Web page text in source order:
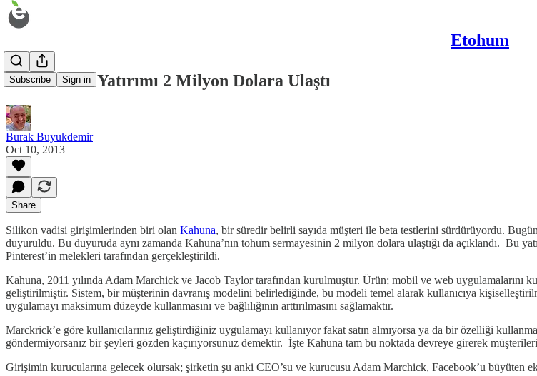
Etohum
Subscribe Sign in
Kahuna’nın Yatırımı 2 Milyon Dolara Ulaştı
Burak Buyukdemir
Oct 10, 2013
Share
Silikon vadisi girişimlerinden biri olan Kahuna, bir süredir belirli sayıda müşteri ile beta testlerini sürdürüyordu.
duyuruldu. Bu duyuruda aynı zamanda Kahuna’nın tohum sermayesinin 2 milyon dolara ulaştığı da açıklandı. Bu
Pinterest’in melekleri tarafından gerçekleştirildi.
Kahuna, 2011 yılında Adam Marchick ve Jacob Taylor tarafından kurulmuştur. Ürün; mobil ve web uygulamalarını
geliştirilmiştir. Sistem, bir müşterinin davranış modelini belirlediğinde, bu modeli temel alarak kullanıcıya
uygulamayı maksimum düzeyde kullanmasını ve bağlılığının arttırılmasını sağlamaktır.
Marckrick’e göre kullanıcılarınız geliştirdiğiniz uygulamayı kullanıyor fakat satın almıyorsa ya da bir özelliği
göndermiyorsanız bir şeyleri gözden kaçırıyorsunuz demektir. İşte Kahuna tam bu noktada devreye girerek
Girişimin kurucularına gelecek olursak; şirketin şu anki CEO’su ve kurucusu Adam Marchick, Facebook’u büyüten